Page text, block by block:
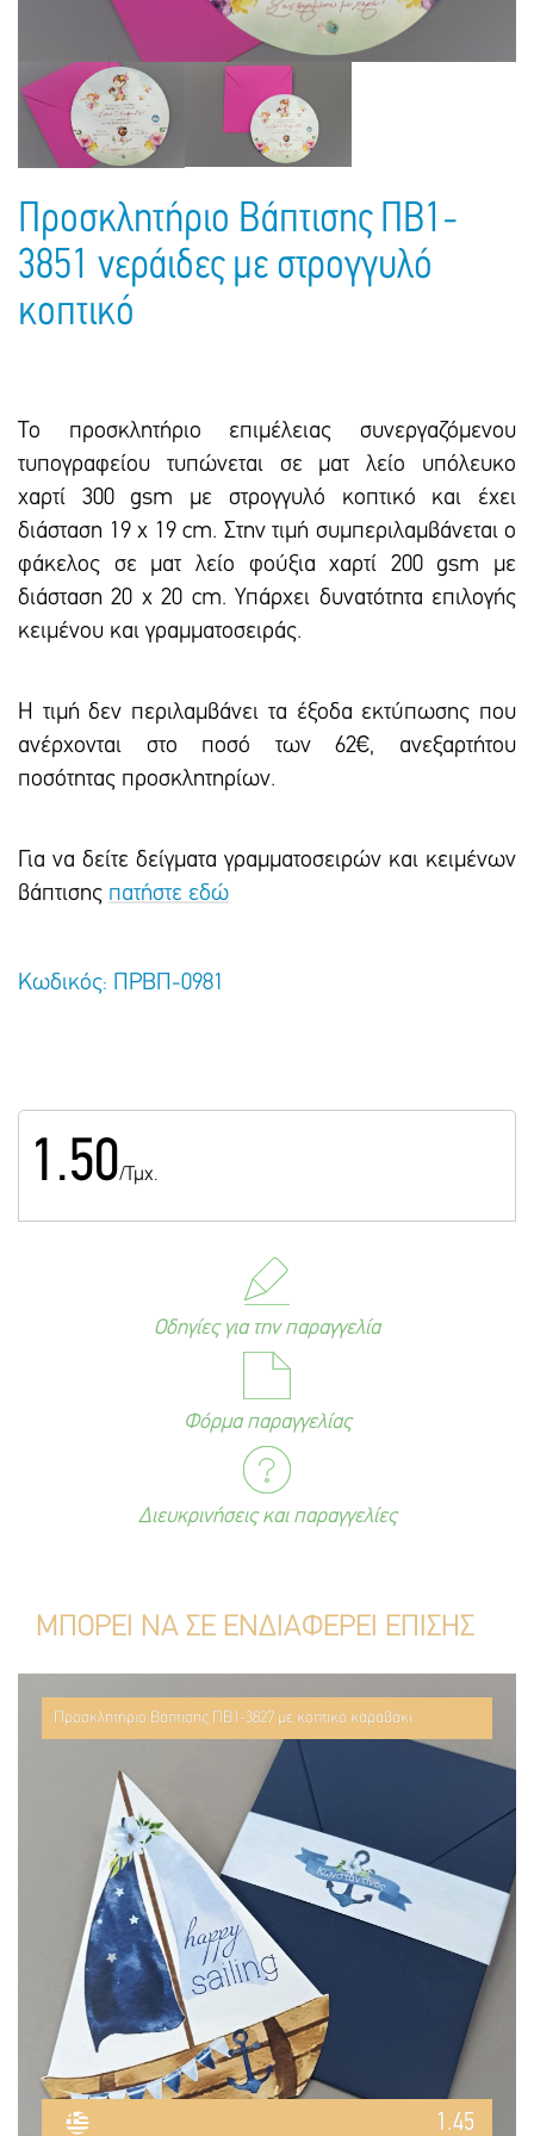
Πακέτα Δώρων
Σακούλες
Τσάντες - Ποδιές - Ομπρέλες
Παιδικό Πάρτι
Παιδικά Είδη
Ημερολόγια - Ατζέντες
Γραφική Ύλη
Είδη Γραφείου
Τετράδια - Φάκελοι
Μπλοκ Ζωγραφικής
Προσκλητήριο Βάπτισης ΠΒ1-
3851 νεράιδες με στρογγυλό
κοπτικό
Το προσκλητήριο επιμέλειας συνεργαζόμενου
τυπογραφείου τυπώνεται σε ματ λείο υπόλευκο
χαρτί 300 gsm με στρογγυλό κοπτικό και έxει
διάσταση 19 x 19 cm. Στην τιμή συμπεριλαμβάνεται ο
φάκελος σε ματ λείο φούξια χαρτί 200 gsm με
διάσταση 20 x 20 cm. Υπάρxει δυνατότητα επιλογής
κειμένου και γραμματοσειράς.
Η τιμή δεν περιλαμβάνει τα έξοδα εκτύπωσης που
ανέρχονται στο ποσό των 62€, ανεξαρτήτου
ποσότητας προσκλητηρίων.
Για να δείτε δείγματα γραμματοσειρών και κειμένων
βάπτισης πατήστε εδώ
Κωδικός: ΠΡΒΠ-0981
1.50/Τμχ.
Οδηγίες για την παραγγελία
Φόρμα παραγγελίας
Διευκρινήσεις και παραγγελίες
ΜΠΟΡΕΙ ΝΑ ΣΕ ΕΝΔΙΑΦΕΡΕΙ ΕΠΙΣΗΣ
Προσκλητήριο Βάπτισης ΠΒ1-3827 με κοπτικό καραβάκι
1.45